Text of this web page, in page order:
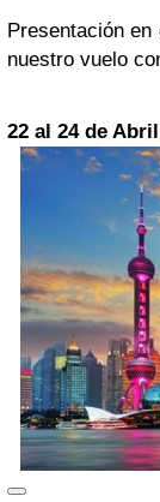
Presentación
nuestro vuelo
22 al 24 de